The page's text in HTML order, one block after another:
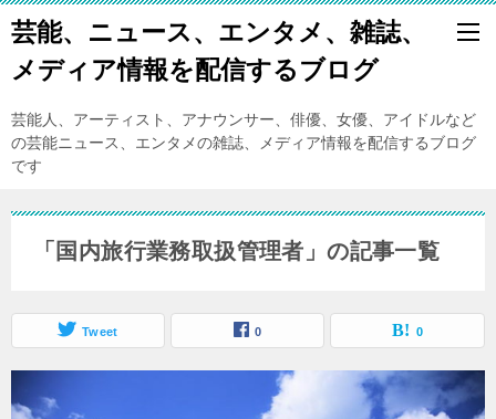
芸能、ニュース、エンタメ、雑誌、
メディア情報を配信するブログ
芸能人、アーティスト、アナウンサー、俳優、女優、アイドルなど
の芸能ニュース、エンタメの雑誌、メディア情報を配信するブログ
です
「国内旅行業務取扱管理者」の記事一覧
Tweet 0 0